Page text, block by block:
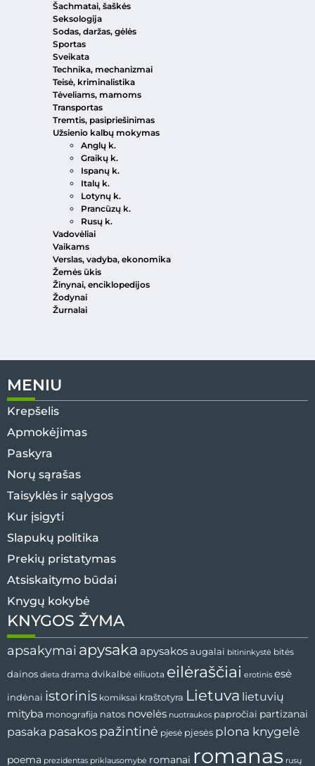
Šachmatai, šaškės
Seksologija
Sodas, daržas, gėlės
Sportas
Sveikata
Technika, mechanizmai
Teisė, kriminalistika
Tėveliams, mamoms
Transportas
Tremtis, pasipriešinimas
Užsienio kalbų mokymas
Anglų k.
Graikų k.
Ispanų k.
Italų k.
Lotynų k.
Prancūzų k.
Rusų k.
Vadovėliai
Vaikams
Verslas, vadyba, ekonomika
Žemės ūkis
Žinynai, enciklopedijos
Žodynai
Žurnalai
MENIU
Krepšelis
Apmokėjimas
Paskyra
Norų sąrašas
Taisyklės ir sąlygos
Kur įsigyti
Slapukų politika
Prekių pristatymas
Atsiskaitymo būdai
Knygų kokybė
KNYGOS ŽYMA
apsakymai apysaka apysakos augalai bitininkystė bitės
dainos dieta drama dvikalbė eiliuota eilėraščiai erotinis esė
indėnai istorinis komiksai kraštotyra Lietuva lietuvių
mityba monografija natos novelės nuotraukos papročiai partizanai
pasaka pasakos pažintinė pjesė pjesės plona knygelė
poema prezidentas priklausomybė romanai romanas rusų